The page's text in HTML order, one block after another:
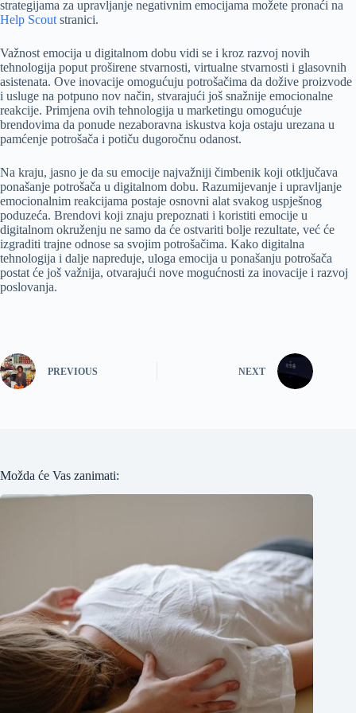
strategijama za upravljanje negativnim emocijama možete pronaći na
Help Scout stranici.
Važnost emocija u digitalnom dobu vidi se i kroz razvoj novih
tehnologija poput proširene stvarnosti, virtualne stvarnosti i glasovnih
asistenata. Ove inovacije omogućuju potrošačima da dožive proizvode
i usluge na potpuno nov način, stvarajući još snažnije emocionalne
reakcije. Primjena ovih tehnologija u marketingu omogućuje
brendovima da ponude nezaboravna iskustva koja ostaju urezana u
pamćenje potrošača i potiču dugoročnu odanost.
Na kraju, jasno je da su emocije najvažniji čimbenik koji otključava
ponašanje potrošača u digitalnom dobu. Razumijevanje i upravljanje
emocionalnim reakcijama postaje osnovni alat svakog uspješnog
poduzeća. Brendovi koji znaju prepoznati i koristiti emocije u
digitalnom okruženju ne samo da će ostvariti bolje rezultate, već će
izgraditi trajne odnose sa svojim potrošačima. Kako digitalna
tehnologija i dalje napreduje, uloga emocija u ponašanju potrošača
postat će još važnija, otvarajući nove mogućnosti za inovacije i razvoj
poslovanja.
PREVIOUS NEXT
Možda će Vas zanimati: